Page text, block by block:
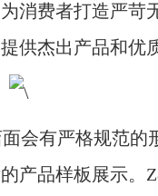
消费者打造严苛
供杰出产品和优
有严格规范的
产品样板展示。